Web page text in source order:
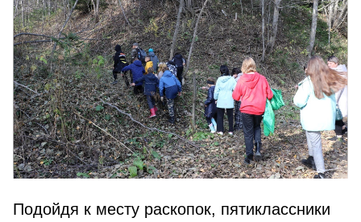
Подойдя к месту раскопок, пя­тиклассники